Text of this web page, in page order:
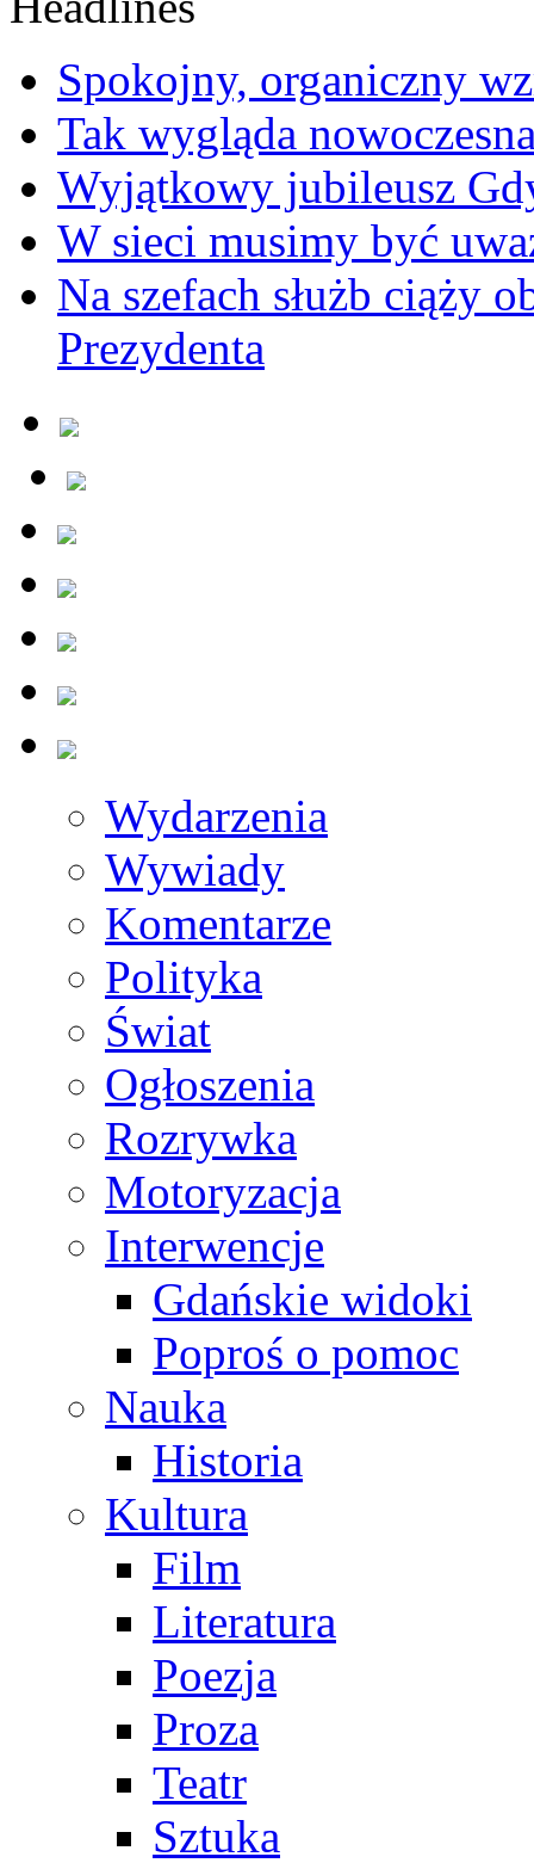
Spokojny, organiczny
Tak wygląda
Wyjątkowy jubileusz
W sieci musimy być
Na szefach służb ciąży
Prezydenta
Wydarzenia
Wywiady
Komentarze
Polityka
Świat
Ogłoszenia
Rozrywka
Motoryzacja
Interwencje
Gdańskie widoki
Poproś o pomoc
Nauka
Historia
Kultura
Film
Literatura
Poezja
Proza
Teatr
Sztuka